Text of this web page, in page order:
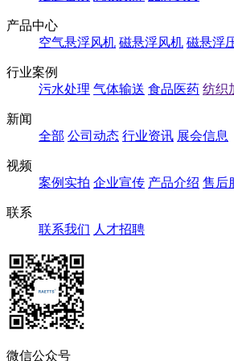
产品中心
空气悬浮风机 磁悬浮风机 磁悬浮
行业案例
污水处理 气体输送 食品医药 纺织
新闻
全部 公司动态 行业资讯 展会信息
视频
案例实拍 企业宣传 产品介绍 售后
联系
联系我们 人才招聘
微信公众号